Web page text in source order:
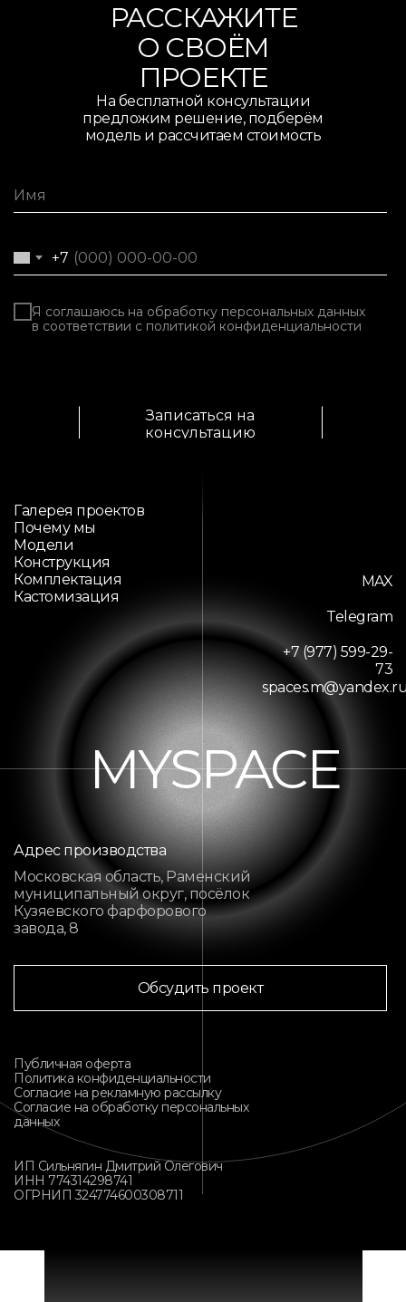
РАССКАЖИТЕ
О СВОЁМ
ПРОЕКТЕ
На бесплатной консультации
предложим решение, подберём
модель и рассчитаем стоимость
+7
Я соглашаюсь на обработку персональных данных
в соответствии с политикой конфиденциальности
Записаться на
консультацию
MYSPACE
ИП Сильнягин Дмитрий Олегович
ИНН 774314298741
ОГРНИП 324774600308711
+7 (977) 599-29-
73
Telegram
MAX
Публичная оферта
Политика конфиденциальности
Согласие на рекламную рассылку
Согласие на обработку персональных
данных
Обсудить проект
Московская область, Раменский
муниципальный округ, посёлок
Кузяевского фарфорового
завода, 8
Адрес производства
Галерея проектов
Почему мы
Модели
Конструкция
Комплектация
Кастомизация